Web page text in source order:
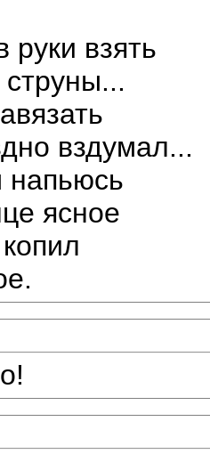
руки взять
вздумал...
напьюсь
ясное